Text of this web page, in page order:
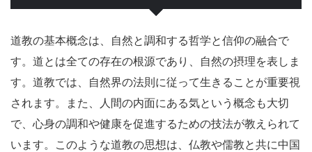
道教の基本概念は、自然と調和する哲学と信仰の融合で
す。道とは全ての存在の根源であり、自然の摂理を表しま
す。道教では、自然界の法則に従って生きることが重要視
されます。また、人間の内面にある気という概念も大切
で、心身の調和や健康を促進するための技法が教えられて
います。このような道教の思想は、仏教や儒教と共に中国